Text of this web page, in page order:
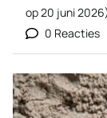
op20 juni 2026)
0 Reacties